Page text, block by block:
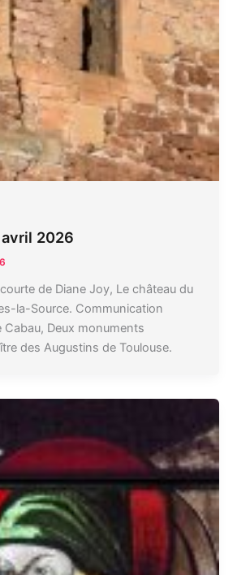
2026
de Diane Joy, Le château du
la-Source. Communication
Cabau, Deux monuments
des Augustins de Toulouse.